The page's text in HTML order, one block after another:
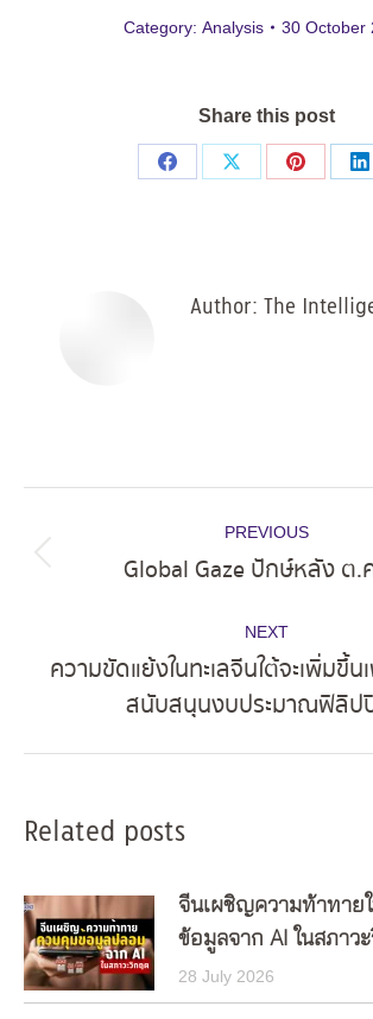
Category: Analysis 30 October
Share this post
Share
Share
Share
Author: The
navigation
PREVIOUS
Previous
Global Gaze ปักษ์หลัง ต.
NEXT
post:
ความขัดแย้งในทะเลจีนใต้จะเพิ่มขึ้น
สนับสนุนงบประมาณฟิลิป
Related posts
จีนเผชิญความท้าทาย
ข้อมูลจาก AI ในสภาว
28 July 2026